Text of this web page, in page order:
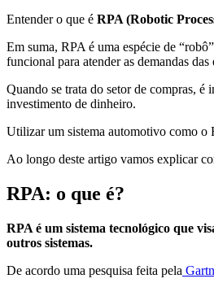
Entender o que é RPA (Robotic
Em suma, RPA é uma espécie de
funcional para atender as demandas
Quando se trata do setor de compras, é
investimento de dinheiro.
Utilizar um sistema automotivo como o
Ao longo deste artigo vamos explicar
RPA: o que é?
RPA é um sistema tecnológico que
outros sistemas.
De acordo uma pesquisa feita pela